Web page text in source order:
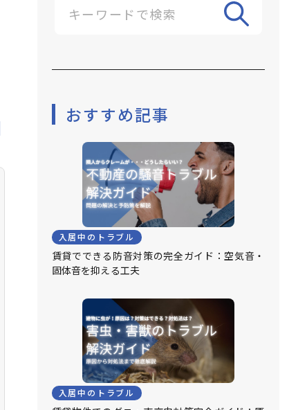
おすすめ記事
入居中のトラブル
賃貸でできる防音対策の完全ガイド：空気音・
固体音を抑える工夫
入居中のトラブル